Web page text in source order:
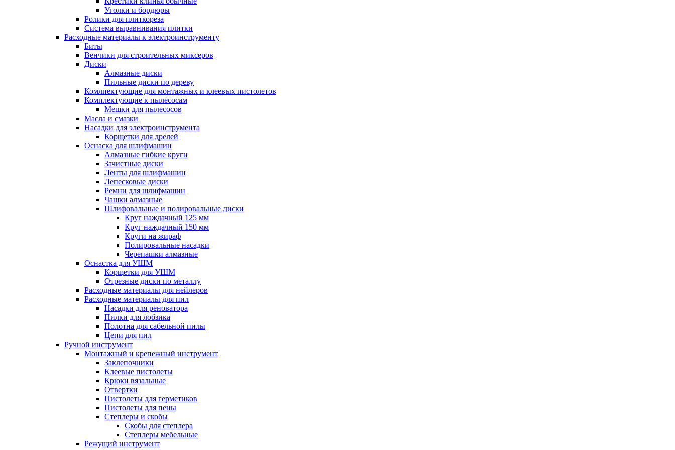
Уголки и бордюры
Ролики для плиткореза
Система выравнивания плитки
Расходные материалы к электроинструменту
Биты
Венчики для строительных миксеров
Диски
Алмазные диски
Пильные диски по дереву
Комлпектующие для монтажных и клеевых пистолетов
Комплектующие к пылесосам
Мешки для пылесосов
Масла и смазки
Насадки для электроинструмента
Корщетки для дрелей
Оснаска для шлифмашин
Алмазные гибкие круги
Зачистные диски
Ленты для шлифмашин
Лепесковые диски
Ремни для шлифмашин
Чашки алмазные
Шлифовальные и полировальные диски
Круг наждачный 125 мм
Круг наждачный 150 мм
Круги на жираф
Полировальные насадки
Черепашки алмазные
Оснастка для УШМ
Корщетки для УШМ
Отрезные диски по металлу
Расходные материалы для нейлеров
Расходные материалы для пил
Насадки для реноватора
Пилки для лобзика
Полотна для сабельной пилы
Цепи для пил
Ручной инструмент
Монтажный и крепежный инструмент
Заклепочники
Клеевые пистолеты
Крюки вязальные
Отвертки
Пистолеты для герметиков
Пистолеты для пены
Степлеры и скобы
Скобы для степлера
Степлеры мебельные
Режущий инструмент